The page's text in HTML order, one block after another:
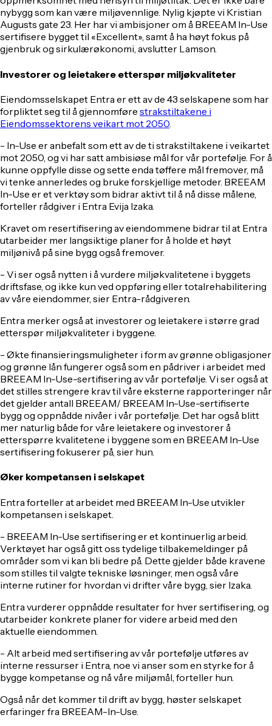
nybygg som kan være miljøvennlige. Nylig kjøpte vi Kristian
Augusts gate 23. Her har vi ambisjoner om å BREEAM In-Use
sertifisere bygget til «Excellent», samt å ha høyt fokus på
gjenbruk og sirkulærøkonomi, avslutter Lamson.
Investorer og leietakere etterspør miljøkvaliteter
Eiendomsselskapet Entra er ett av de 43 selskapene som har
forpliktet seg til å gjennomføre strakstiltakene i
Eiendomssektorens veikart mot 2050
- In-Use er anbefalt som ett av de ti strakstiltakene i veikartet
mot 2050, og vi har satt ambisiøse mål for vår portefølje. For å
kunne oppfylle disse og sette enda tøffere mål fremover, må
vi tenke annerledes og bruke forskjellige metoder. BREEAM
In-Use er et verktøy som bidrar aktivt til å nå disse målene,
forteller rådgiver i Entra Evija Izaka.
Kravet om resertifisering av eiendommene bidrar til at Entra
utarbeider mer langsiktige planer for å holde et høyt
miljønivå på sine bygg også fremover.
- Vi ser også nytten i å vurdere miljøkvalitetene i byggets
driftsfase, og ikke kun ved oppføring eller totalrehabilitering
av våre eiendommer, sier Entra-rådgiveren.
Entra merker også at investorer og leietakere i større grad
etterspør miljøkvaliteter i byggene.
- Økte finansieringsmuligheter i form av grønne obligasjoner
og grønne lån fungerer også som en pådriver i arbeidet med
BREEAM In-Use-sertifisering av vår portefølje. Vi ser også at
det stilles strengere krav til våre eksterne rapporteringer når
det gjelder antall BREEAM/ BREEAM In-Use-sertifiserte
bygg og oppnådde nivåer i vår portefølje. Det har også blitt
mer naturlig både for våre leietakere og investorer å
etterspørre kvalitetene i byggene som en BREEAM In-Use
sertifisering fokuserer på, sier hun.
Øker kompetansen i selskapet
Entra forteller at arbeidet med BREEAM In-Use utvikler
kompetansen i selskapet.
- BREEAM In-Use sertifisering er et kontinuerlig arbeid.
Verktøyet har også gitt oss tydelige tilbakemeldinger på
områder som vi kan bli bedre på. Dette gjelder både kravene
som stilles til valgte tekniske løsninger, men også våre
interne rutiner for hvordan vi drifter våre bygg, sier Izaka.
Entra vurderer oppnådde resultater for hver sertifisering, og
utarbeider konkrete planer for videre arbeid med den
aktuelle eiendommen.
- Alt arbeid med sertifisering av vår portefølje utføres av
interne ressurser i Entra, noe vi anser som en styrke for å
bygge kompetanse og nå våre miljømål, forteller hun.
Også når det kommer til drift av bygg, høster selskapet
erfaringer fra BREEAM-In-Use.